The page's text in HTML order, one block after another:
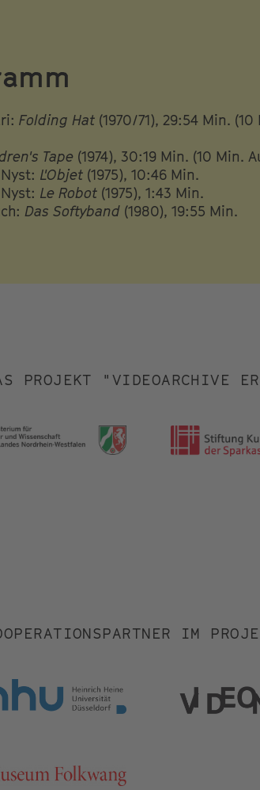
Folding Hat (1970/71), 29:54 Min. (10
Tape (1974), 30:19 Min. (10 Min.
L'Objet (1975), 10:46 Min.
Le Robot (1975), 1:43 Min.
Das Softyband (1980), 19:55 Min.
PROJEKT "VIDEOARCHIVE
IM